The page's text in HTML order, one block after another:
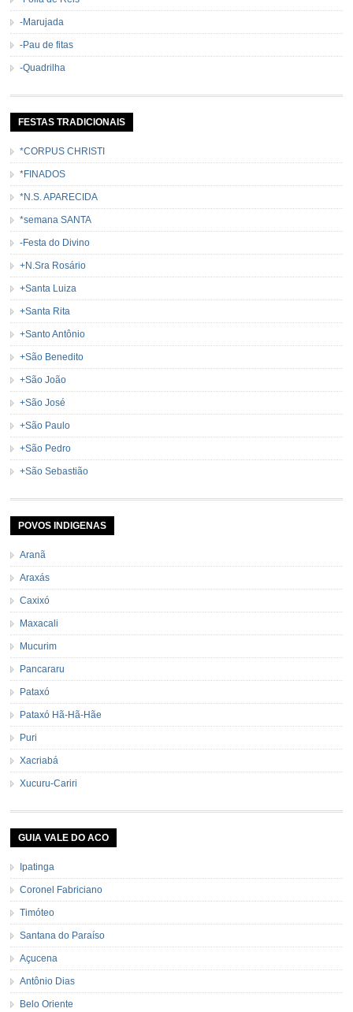
-Marujada
-Pau de fitas
-Quadrilha
FESTAS TRADICIONAIS
*CORPUS CHRISTI
*FINADOS
*N.S. APARECIDA
*semana SANTA
-Festa do Divino
+N.Sra Rosário
+Santa Luiza
+Santa Rita
+Santo Antônio
+São Benedito
+São João
+São José
+São Paulo
+São Pedro
+São Sebastião
POVOS INDIGENAS
Aranã
Araxás
Caxixó
Maxacali
Mucurim
Pancararu
Pataxó
Pataxó Hã-Hã-Hãe
Puri
Xacriabá
Xucuru-Cariri
GUIA VALE DO ACO
Ipatinga
Coronel Fabriciano
Timóteo
Santana do Paraíso
Açucena
Antônio Dias
Belo Oriente